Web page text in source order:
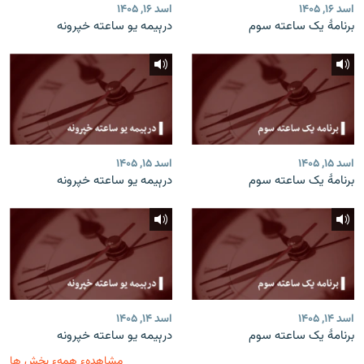
اسد ۱۶, ۱۴۰۵
برنامۀ یک ساعته سوم
اسد ۱۶, ۱۴۰۵
درېیمه یو ساعته خپرونه
اسد ۱۵, ۱۴۰۵
برنامۀ یک ساعته سوم
اسد ۱۵, ۱۴۰۵
درېیمه یو ساعته خپرونه
اسد ۱۴, ۱۴۰۵
برنامۀ یک ساعته سوم
اسد ۱۴, ۱۴۰۵
درېیمه یو ساعته خپرونه